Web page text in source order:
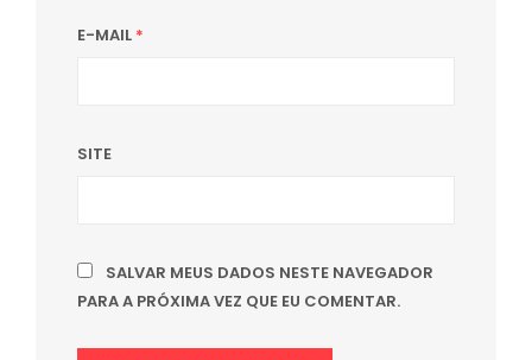
E-MAIL *
SITE
SALVAR MEUS DADOS NESTE NAVEGADOR
PARA A PRÓXIMA VEZ QUE EU COMENTAR.